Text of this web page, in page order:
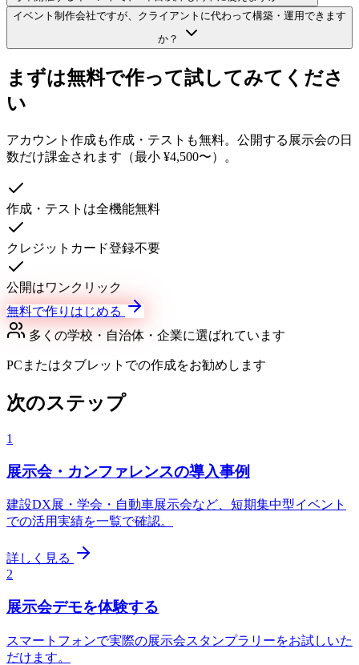
イベント制作会社ですが、クライアントに代わって構築・運用できます
か？
まずは無料で作って試してみてくださ
い
アカウント作成も作成・テストも無料。公開する展示会の日
数だけ課金されます（最小 ¥4,500〜）。
作成・テストは全機能無料
クレジットカード登録不要
公開はワンクリック
無料で作りはじめる
多くの学校・自治体・企業に選ばれています
PCまたはタブレットでの作成をお勧めします
次のステップ
1
展示会・カンファレンスの導入事例
建設DX展・学会・自動車展示会など、短期集中型イベント
での活用実績を一覧で確認。
詳しく見る
2
展示会デモを体験する
スマートフォンで実際の展示会スタンプラリーをお試しいた
だけます。